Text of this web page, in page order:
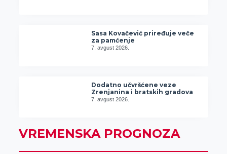
Sasa Kovačević priređuje veče
za pamćenje
7. avgust 2026.
Dodatno učvršćene veze
Zrenjanina i bratskih gradova
7. avgust 2026.
VREMENSKA PROGNOZA